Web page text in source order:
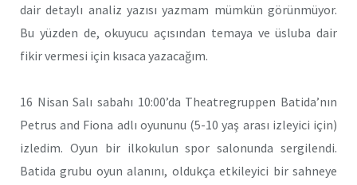
dair detaylı analiz yazısı yazmam mümkün görünmüyor.
Bu yüzden de, okuyucu açısından temaya ve üsluba dair
fikir vermesi için kısaca yazacağım.
16 Nisan Salı sabahı 10:00’da Theatregruppen Batida’nın
Petrus and Fiona adlı oyununu (5-10 yaş arası izleyici için)
izledim. Oyun bir ilkokulun spor salonunda sergilendi.
Batida grubu oyun alanını, oldukça etkileyici bir sahneye